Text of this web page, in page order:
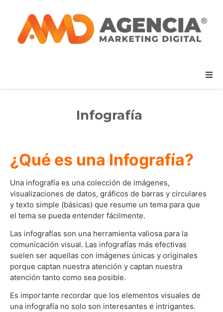
Infografía
¿Qué es una Infografía?
Una infografía es una colección de imágenes,
visualizaciones de datos, gráficos de barras y circulares
y texto simple (básicas) que resume un tema para que
el tema se pueda entender fácilmente.
Las infografías son una herramienta valiosa para la
comunicación visual. Las infografías más efectivas
suelen ser aquellas con imágenes únicas y originales
porque captan nuestra atención y captan nuestra
atención tanto como sea posible.
Es importante recordar que los elementos visuales de
una infografía no solo son interesantes e intrigantes.